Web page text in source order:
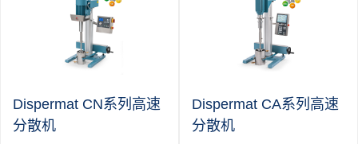
Dispermat CN系列高速
分散机
Dispermat CA系列高速
分散机